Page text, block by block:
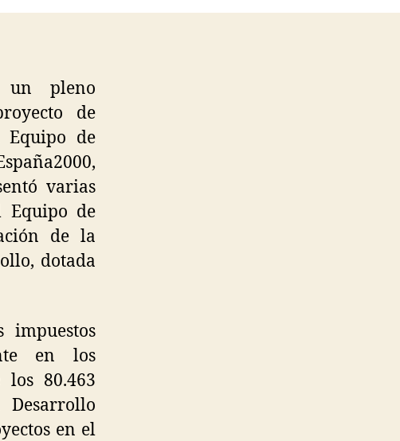
un pleno
de
Equipo de
varias
Equipo de
de la
dotada
impuestos
en los
80.463
en el